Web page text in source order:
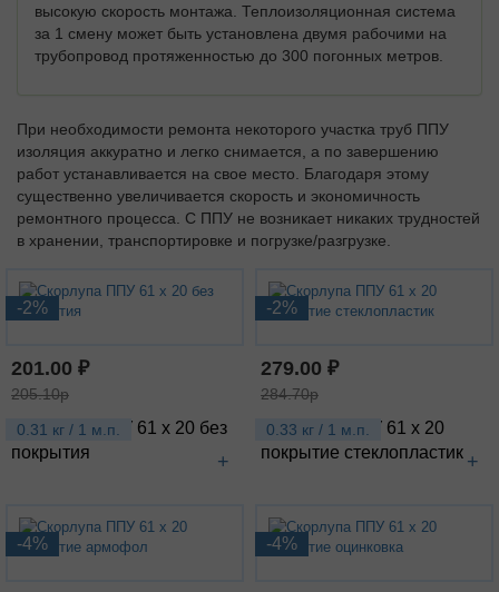
высокую скорость монтажа. Теплоизоляционная система
за 1 смену может быть установлена двумя рабочими на
трубопровод протяженностью до 300 погонных метров.
При необходимости ремонта некоторого участка труб ППУ
изоляция аккуратно и легко снимается, а по завершению
работ устанавливается на свое место. Благодаря этому
существенно увеличивается скорость и экономичность
ремонтного процесса. С ППУ не возникает никаких трудностей
в хранении, транспортировке и погрузке/разгрузке.
-2%
0.31 кг / 1 м.п.
201.00 ₽
+
205.10р
Скорлупа ППУ 61 х 20 без
покрытия
-2%
0.33 кг / 1 м.п.
279.00 ₽
+
284.70р
Скорлупа ППУ 61 х 20
покрытие стеклопластик
-4% -4%